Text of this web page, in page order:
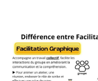
répandue en
compris lorsque l'on
dessin.
Durant ces 4 heures